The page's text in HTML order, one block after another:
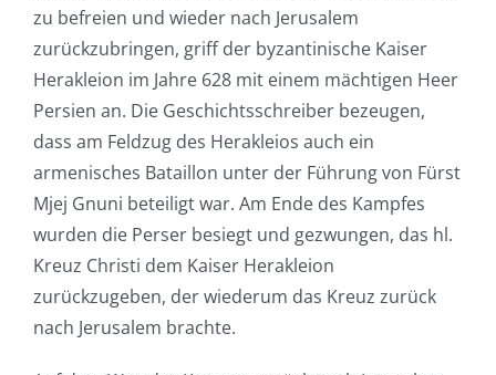
zu befreien und wieder nach Jerusalem
zurückzubringen, griff der byzantinische Kaiser
Herakleion im Jahre 628 mit einem mächtigen Heer
Persien an. Die Geschichtsschreiber bezeugen,
dass am Feldzug des Herakleios auch ein
armenisches Bataillon unter der Führung von Fürst
Mjej Gnuni beteiligt war. Am Ende des Kampfes
wurden die Perser besiegt und gezwungen, das hl.
Kreuz Christi dem Kaiser Herakleion
zurückzugeben, der wiederum das Kreuz zurück
nach Jerusalem brachte.